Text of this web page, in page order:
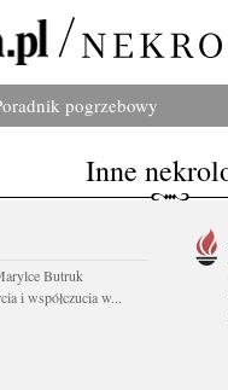
pogrzebowy
Inne
Butruk
i współczucia w...